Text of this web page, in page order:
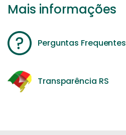
Mais informações
Perguntas Frequentes
Transparência RS